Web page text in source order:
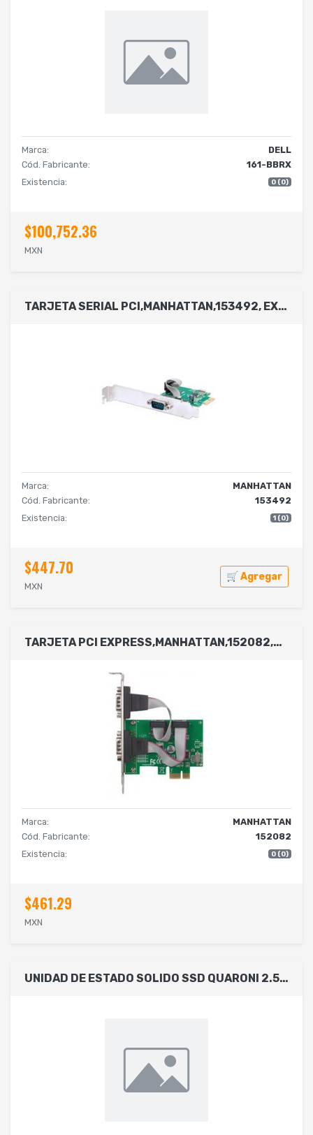
Marca:
DELL
Cód. Fabricante:
161-BBRX
Existencia:
0 (0)
$100,752.36
MXN
TARJETA SERIAL PCI,MANHATTAN,153492, EXPRESS 1 PUERTO
Marca:
MANHATTAN
Cód. Fabricante:
153492
Existencia:
1 (0)
$447.70
MXN
🛒 Agregar
TARJETA PCI EXPRESS,MANHATTAN,152082,SERIAL 2 PUERTOS
Marca:
MANHATTAN
Cód. Fabricante:
152082
Existencia:
0 (0)
$461.29
MXN
UNIDAD DE ESTADO SOLIDO SSD QUARONI 2.5 128GB / SATA3 / 6GB/S 7MM / LECT 530MB/S / ESCRIT 450MB/S.